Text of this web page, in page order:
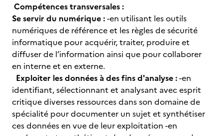
Compétences transversales :
Se servir du numérique :-en utilisant les outils
numériques de référence et les règles de sécurité
informatique pour acquérir, traiter, produire et
diffuser de l’information ainsi que pour collaborer
en interne et en externe.
Exploiter les données à des fins d'analyse :-en
identifiant, sélectionnant et analysant avec esprit
critique diverses ressources dans son domaine de
spécialité pour documenter un sujet et synthétiser
ces données en vue de leur exploitation -en